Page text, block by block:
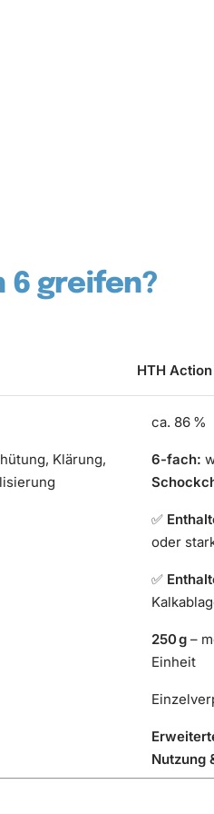
6 greifen?
HTH
ca. 86 %
Klärung,
6-fach:
✅
oder
✅
250 g–
Einheit
Nutzung